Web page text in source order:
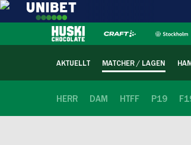
AKTUELLT MATCHER / LAGEN
HERR DAM HTFF P19